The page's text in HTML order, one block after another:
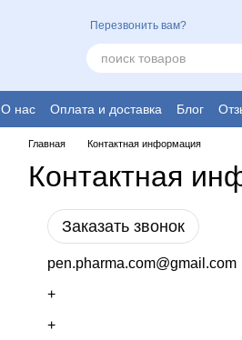
Перезвонить вам?
О нас Оплата и доставка Блог
Главная Контактная информация
Контактная
Заказать звонок
pen.pharma.com@gmail.com
+
+